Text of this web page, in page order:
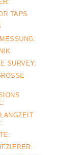
TAPS
SURVEY:
N